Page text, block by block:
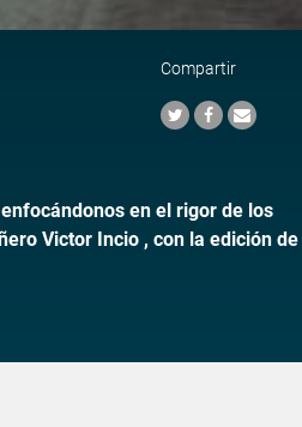
Compartir
en el rigor de los
Victor Incio , con la edición